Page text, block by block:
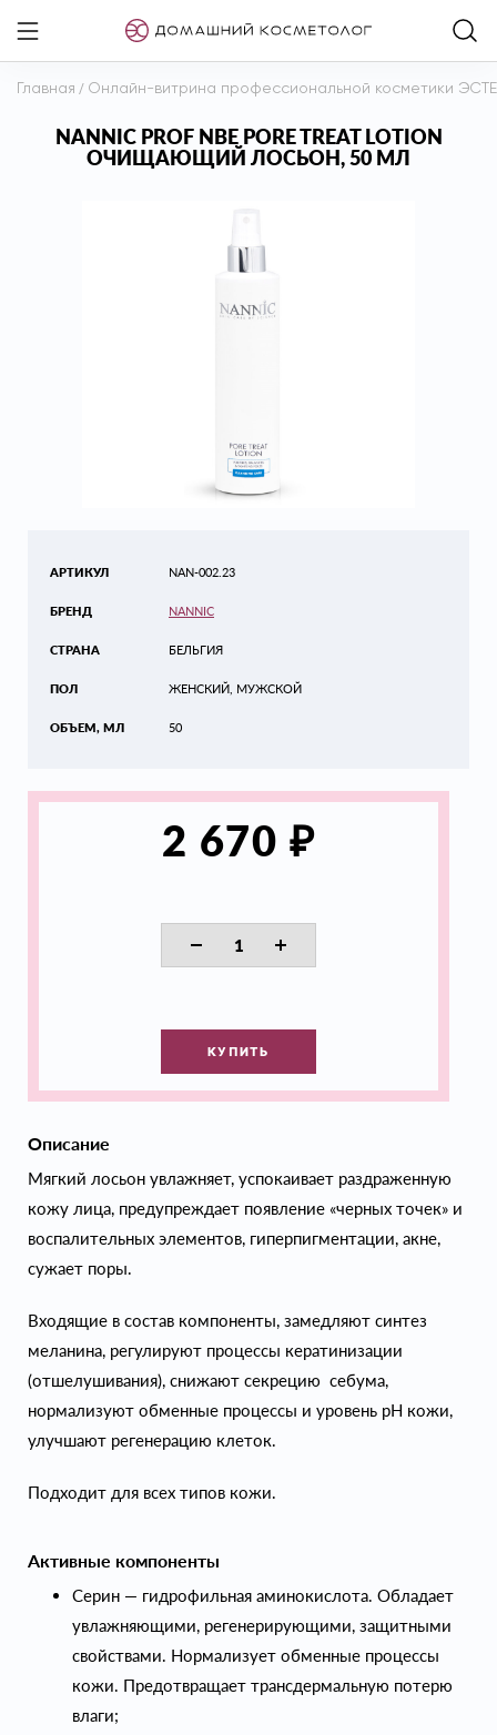
Главная / Онлайн-витрина профессиональной косметики
NANNIC PROF NBE PORE TREAT LOTION
ОЧИЩАЮЩИЙ ЛОСЬОН, 50 МЛ
АРТИКУЛ
БРЕНД
СТРАНА
ПОЛ
ОБЪЕМ, МЛ
NAN-002.23
NANNIC
БЕЛЬГИЯ
ЖЕНСКИЙ, МУЖСКОЙ
50
2 670 ₽
КУПИТЬ
Описание
Мягкий лосьон увлажняет, успокаивает раздраженную
кожу лица, предупреждает появление «черных точек» и
воспалительных элементов, гиперпигментации, акне,
сужает поры.
Входящие в состав компоненты, замедляют синтез
меланина, регулируют процессы кератинизации
(отшелушивания), снижают секрецию себума,
нормализуют обменные процессы и уровень pH кожи,
улучшают регенерацию клеток.
Подходит для всех типов кожи.
Активные компоненты
Серин — гидрофильная аминокислота. Обладает
увлажняющими, регенерирующими, защитными
свойствами. Нормализует обменные процессы
кожи. Предотвращает трансдермальную потерю
влаги;